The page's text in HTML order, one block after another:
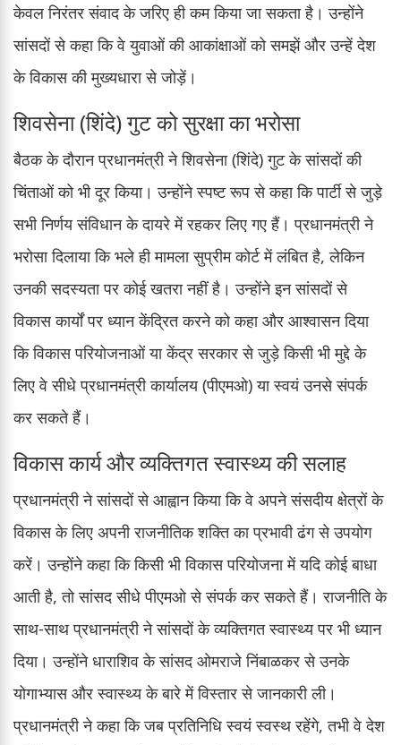
केवल निरंतर संवाद के जरिए ही कम किया जा सकता है। उन्होंने
सांसदों से कहा कि वे युवाओं की आकांक्षाओं को समझें और उन्हें देश
के विकास की मुख्यधारा से जोड़ें।
शिवसेना (शिंदे) गुट को सुरक्षा का भरोसा
बैठक के दौरान प्रधानमंत्री ने शिवसेना (शिंदे) गुट के सांसदों की
चिंताओं को भी दूर किया। उन्होंने स्पष्ट रूप से कहा कि पार्टी से जुड़े
सभी निर्णय संविधान के दायरे में रहकर लिए गए हैं। प्रधानमंत्री ने
भरोसा दिलाया कि भले ही मामला सुप्रीम कोर्ट में लंबित है, लेकिन
उनकी सदस्यता पर कोई खतरा नहीं है। उन्होंने इन सांसदों से
विकास कार्यों पर ध्यान केंद्रित करने को कहा और आश्वासन दिया
कि विकास परियोजनाओं या केंद्र सरकार से जुड़े किसी भी मुद्दे के
लिए वे सीधे प्रधानमंत्री कार्यालय (पीएमओ) या स्वयं उनसे संपर्क
कर सकते हैं।
विकास कार्य और व्यक्तिगत स्वास्थ्य की सलाह
प्रधानमंत्री ने सांसदों से आह्वान किया कि वे अपने संसदीय क्षेत्रों के
विकास के लिए अपनी राजनीतिक शक्ति का प्रभावी ढंग से उपयोग
करें। उन्होंने कहा कि किसी भी विकास परियोजना में यदि कोई बाधा
आती है, तो सांसद सीधे पीएमओ से संपर्क कर सकते हैं। राजनीति के
साथ-साथ प्रधानमंत्री ने सांसदों के व्यक्तिगत स्वास्थ्य पर भी ध्यान
दिया। उन्होंने धाराशिव के सांसद ओमराजे निंबाळकर से उनके
योगाभ्यास और स्वास्थ्य के बारे में विस्तार से जानकारी ली।
प्रधानमंत्री ने कहा कि जब प्रतिनिधि स्वयं स्वस्थ रहेंगे, तभी वे देश